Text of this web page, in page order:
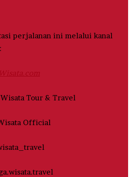
perjalanan ini melalui kanal
Tour & Travel
Official